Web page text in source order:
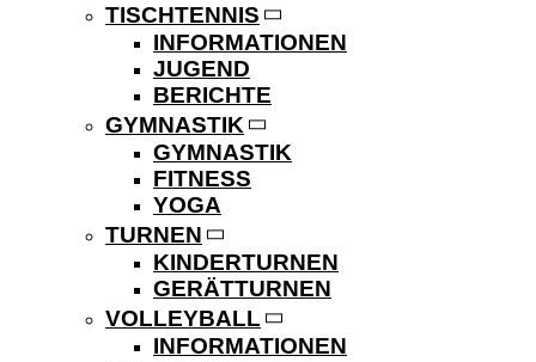
TISCHTENNIS
INFORMATIONEN
JUGEND
BERICHTE
GYMNASTIK
GYMNASTIK
FITNESS
YOGA
TURNEN
KINDERTURNEN
GERÄTTURNEN
VOLLEYBALL
INFORMATIONEN